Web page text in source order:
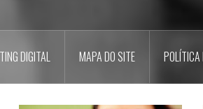
DIGITAL MAPA DO SITE POLÍTICA